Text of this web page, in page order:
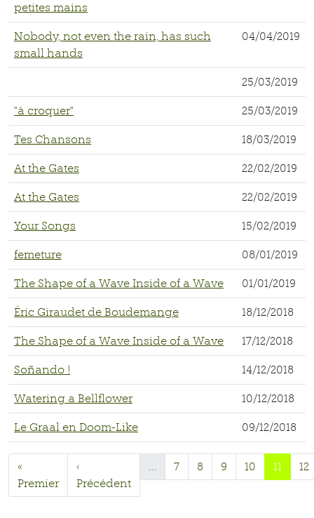
petites mains
Nobody, not even the rain, has such
small hands
04/04/2019
25/03/2019
"à croquer" 25/03/2019
Tes Chansons 18/03/2019
At the Gates 22/02/2019
At the Gates 22/02/2019
Your Songs 15/02/2019
femeture 08/01/2019
The Shape of a Wave Inside of a Wave 01/01/2019
Éric Giraudet de Boudemange 18/12/2018
The Shape of a Wave Inside of a Wave 17/12/2018
Soñando ! 14/12/2018
Watering a Bellflower 10/12/2018
Le Graal en Doom-Like 09/12/2018
«
Premier
‹
Précédent
… 7 8 9 10 11 12